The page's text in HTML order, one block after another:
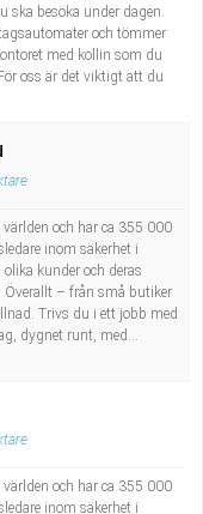
ska besöka under dagen.
och tömmer
med kollin som du
oss är det viktigt att du
och har ca 355 000
inom säkerhet i
kunder och deras
Överallt – från små butiker
Trivs du i ett jobb med
dygnet runt, med...
och har ca 355 000
inom säkerhet i